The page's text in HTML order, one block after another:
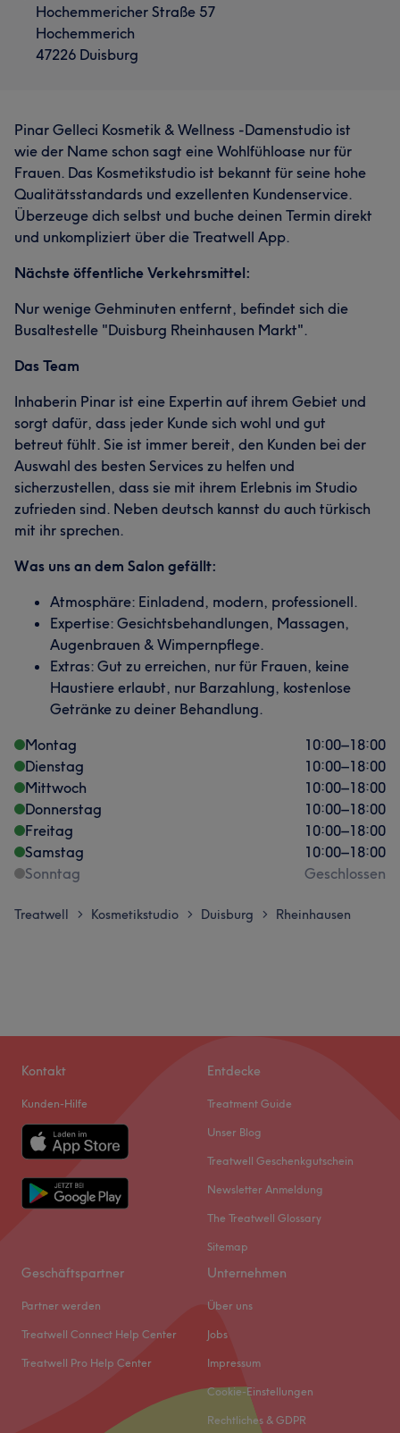
Hochemmericher Straße 57
Hochemmerich
47226 Duisburg
Pinar Gelleci Kosmetik & Wellness -Damenstudio ist
wie der Name schon sagt eine Wohlfühloase nur für
Frauen. Das Kosmetikstudio ist bekannt für seine hohe
Qualitätsstandards und exzellenten Kundenservice.
Überzeuge dich selbst und buche deinen Termin direkt
und unkompliziert über die Treatwell App.
Nächste öffentliche Verkehrsmittel:
Nur wenige Gehminuten entfernt, befindet sich die
Busaltestelle "Duisburg Rheinhausen Markt".
Das Team
Inhaberin Pinar ist eine Expertin auf ihrem Gebiet und
sorgt dafür, dass jeder Kunde sich wohl und gut
betreut fühlt. Sie ist immer bereit, den Kunden bei der
Auswahl des besten Services zu helfen und
sicherzustellen, dass sie mit ihrem Erlebnis im Studio
zufrieden sind. Neben deutsch kannst du auch türkisch
mit ihr sprechen.
Was uns an dem Salon gefällt:
Atmosphäre: Einladend, modern, professionell.
Expertise: Gesichtsbehandlungen, Massagen,
Augenbrauen & Wimpernpflege.
Extras: Gut zu erreichen, nur für Frauen, keine
Haustiere erlaubt, nur Barzahlung, kostenlose
Getränke zu deiner Behandlung.
Montag
10:00–18:00
Dienstag
10:00–18:00
Mittwoch
10:00–18:00
Donnerstag
10:00–18:00
Freitag
10:00–18:00
Samstag
10:00–18:00
Sonntag
Geschlossen
Treatwell > Kosmetikstudio > Duisburg > Rheinhausen
Kontakt
Kunden-Hilfe
Entdecke
Treatment Guide
Unser Blog
Treatwell Geschenkgutschein
Newsletter Anmeldung
The Treatwell Glossary
Sitemap
Geschäftspartner
Partner werden
Treatwell Connect Help Center
Treatwell Pro Help Center
Unternehmen
Über uns
Jobs
Impressum
Cookie-Einstellungen
Rechtliches & GDPR